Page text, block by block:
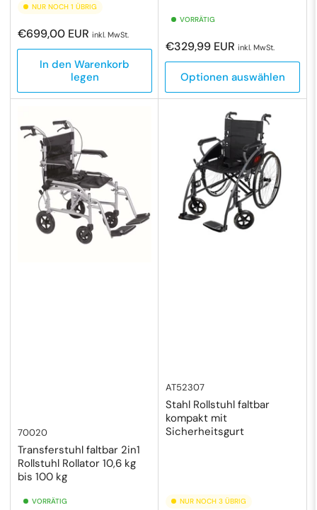
NUR NOCH 1 ÜBRIG
Normaler
Preis
€699,00 EUR inkl. MwSt.
In den Warenkorb
legen
VORRÄTIG
Normaler
Preis
€329,99 EUR inkl. MwSt.
Optionen auswählen
70020
Transferstuhl faltbar 2in1
Rollstuhl Rollator 10,6 kg
bis 100 kg
VORRÄTIG
AT52307
Stahl Rollstuhl faltbar
kompakt mit
Sicherheitsgurt
NUR NOCH 3 ÜBRIG